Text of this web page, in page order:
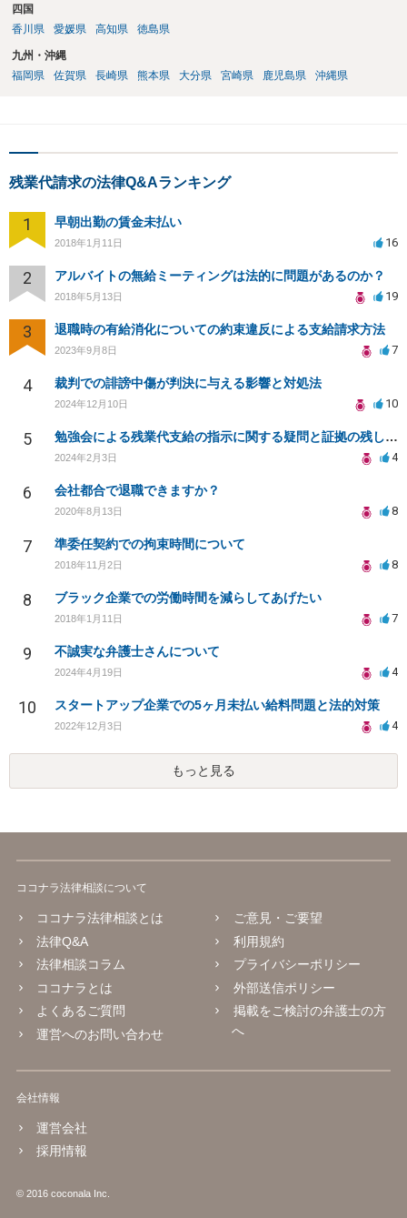
四国
香川県
愛媛県 高知県 徳島県
九州・沖縄
福岡県
佐賀県 長崎県 熊本県 大分県 宮崎県 鹿児島県 沖縄県
残業代請求の法律Q&Aランキング
1 早朝出勤の賃金未払い
2018年1月11日 16
2 アルバイトの無給ミーティングは法的に問題があるのか？
2018年5月13日 19
3 退職時の有給消化についての約束違反による支給請求方法
2023年9月8日 7
4 裁判での誹謗中傷が判決に与える影響と対処法
2024年12月10日 10
5 勉強会による残業代支給の指示に関する疑問と証拠の残し方について
2024年2月3日 4
6 会社都合で退職できますか？
2020年8月13日 8
7 準委任契約での拘束時間について
2018年11月2日 8
8 ブラック企業での労働時間を減らしてあげたい
2018年1月11日 7
9 不誠実な弁護士さんについて
2024年4月19日 4
10 スタートアップ企業での5ヶ月未払い給料問題と法的対策
2022年12月3日 4
もっと見る
ココナラ法律相談について
ココナラ法律相談とは
法律Q&A
法律相談コラム
ココナラとは
よくあるご質問
運営へのお問い合わせ
ご意見・ご要望
利用規約
プライバシーポリシー
外部送信ポリシー
掲載をご検討の弁護士の方
へ
会社情報
運営会社
採用情報
© 2016 coconala Inc.